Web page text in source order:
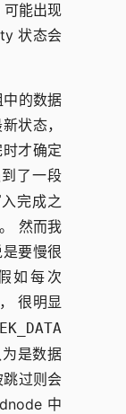
能出现
状态会
的数据
状态，
才确定
了一段
完成之
然而我
要慢很
如每次
很明显
是数据
跳过则会
中